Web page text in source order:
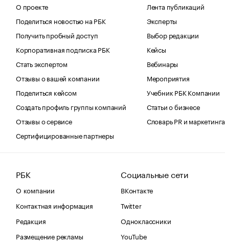
О проекте
Поделиться новостью на РБК
Получить пробный доступ
Корпоративная подписка РБК
Стать экспертом
Отзывы о вашей компании
Поделиться кейсом
Создать профиль группы компаний
Отзывы о сервисе
Сертифицированные партнеры
Лента публикаций
Эксперты
Выбор редакции
Кейсы
Вебинары
Мероприятия
Учебник РБК Компании
Статьи о бизнесе
Словарь PR и маркетинга
РБК
О компании
Контактная информация
Редакция
Размещение рекламы
Социальные сети
ВКонтакте
Twitter
Одноклассники
YouTube